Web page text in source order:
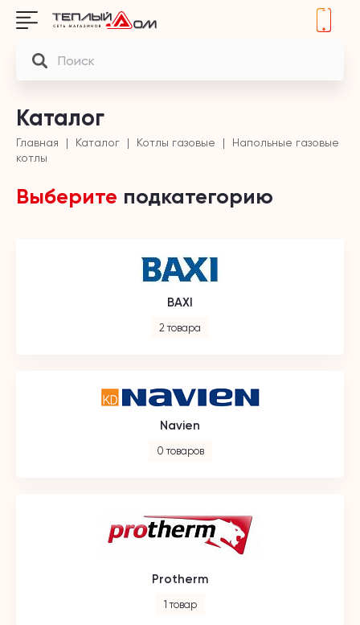
Каталог
Главная Каталог Котлы газовые
Напольные газовые
котлы
Выберите подкатегорию
BAXI
2 товара
Navien
0 товаров
Protherm
1 товар